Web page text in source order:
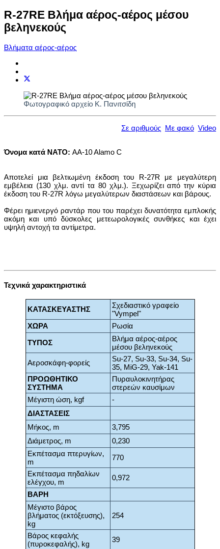
R-27RE Bλήμα αέρος-αέρος μέσου
βεληνεκούς
Βλήματα αέρος-αέρος
Φωτογραφικό αρχείο Κ. Πανιτσίδη
Σε αριθμούς Με φακό Video
Όνομα κατά ΝΑΤΟ: AA-10 Alamo C
Αποτελεί μια βελτιωμένη έκδοση του R-27R με μεγαλύτερη
εμβέλεια (130 χλμ. αντί τα 80 χλμ.). Ξεχωρίζει από την κύρια
έκδοση του R-27R λόγω μεγαλύτερων διαστάσεων και βάρους.
Φέρει ημιενεργό ραντάρ που του παρέχει δυνατότητα εμπλοκής
ακόμη και υπό δύσκολες μετεωρολογικές συνθήκες και έχει
υψηλή αντοχή τα αντίμετρα.
Τεχνικά χαρακτηριστικά
ΚΑΤΑΣΚΕΥΑΣΤΗΣ
Σχεδιαστικό γραφείο
"Vympel"
ΧΩΡΑ
Ρωσία
ΤΥΠΟΣ
Βλήμα αέρος-αέρος
μέσου βεληνεκούς
Αεροσκάφη-φορείς
Su-27, Su-33, Su-34, Su-
35, MiG-29, Yak-141
ΠΡΟΩΘΗΤΙΚΟ
ΣΥΣΤΗΜΑ
Πυραυλοκινητήρας
στερεών καυσίμων
Μέγιστη ώση, kgf
-
ΔΙΑΣΤΑΣΕΙΣ
Μήκος, m
3,795
Διάμετρος, m
0,230
Εκπέτασμα πτερυγίων,
m
770
Εκπέτασμα πηδαλίων
ελέγχου, m
0,972
ΒΑΡΗ
Μέγιστο βάρος
βλήματος (εκτόξευσης),
kg
254
Βάρος κεφαλής
(πυροκεφαλής), kg
39